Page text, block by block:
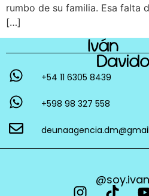
rumbo de su familia. Esa falta
[…]
+54 11 6305 8439
+598 98 327 558